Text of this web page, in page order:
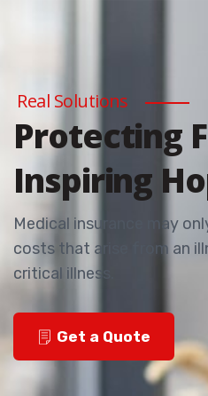
Real Solutions
Protecting
Inspiring
Medical insurance may
costs that arise from an
critical illness.
Get a Quote